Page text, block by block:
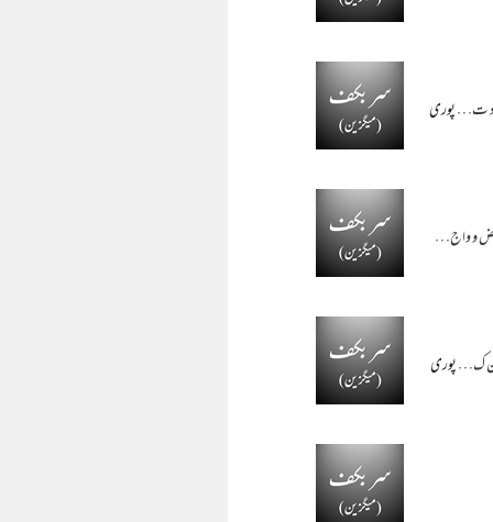
پوری
و واج…
پوری